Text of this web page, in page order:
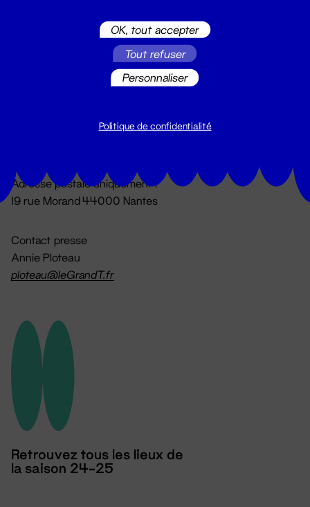
Du lundi au vendredi 14h → 18h
Adresse postale uniquement :
19 rue Morand 44000 Nantes
Contact presse
Annie Ploteau
ploteau@leGrandT.fr
Retrouvez tous les lieux de
la saison 24-25
OK, tout accepter
Tout refuser
Personnaliser
Politique de confidentialité